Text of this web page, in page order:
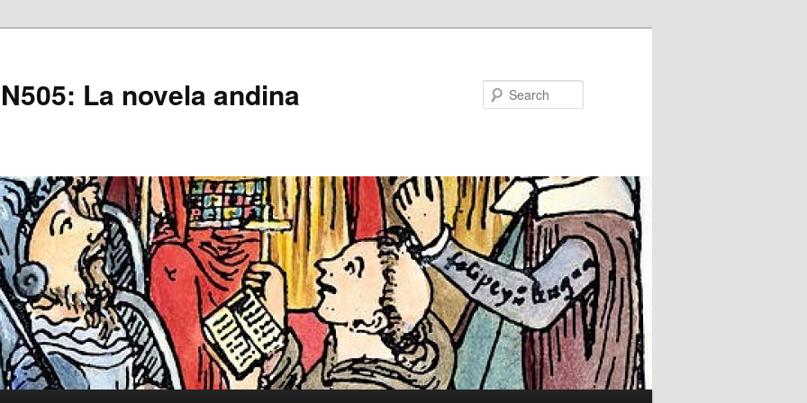
La novela andina